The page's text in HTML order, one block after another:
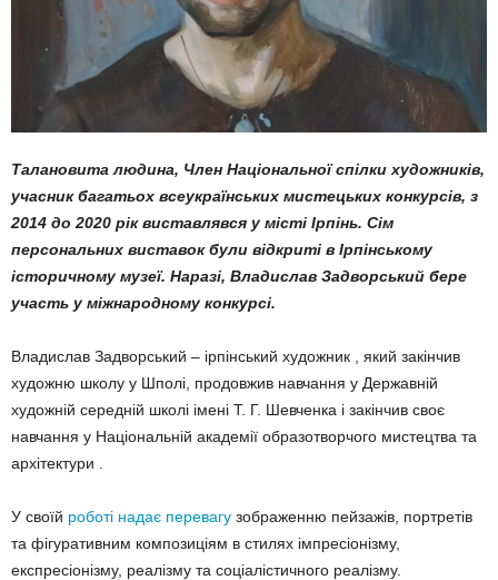
Талановита людина, Член Національної спілки художників,
учасник багатьох всеукраїнських мистецьких конкурсів, з
2014 до 2020 рік виставлявся у місті Ірпінь. Сім
персональних виставок були відкриті в Ірпінському
історичному музеї. Наразі, Владислав Задворський бере
участь у міжнародному конкурсі.
Владислав Задворський – ірпінський художник , який закінчив
художню школу у Шполі, продовжив навчання у Державній
художній середній школі імені Т. Г. Шевченка і закінчив своє
навчання у Національній академії образотворчого мистецтва та
архітектури .
У своїй роботі надає перевагу зображенню пейзажів, портретів
та фігуративним композиціям в стилях імпресіонізму,
експресіонізму, реалізму та соціалістичного реалізму.